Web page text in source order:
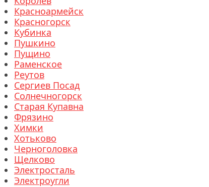
Красноармейск
Красногорск
Кубинка
Пушкино
Пущино
Раменское
Реутов
Сергиев Посад
Солнечногорск
Старая Купавна
Фрязино
Химки
Хотьково
Черноголовка
Щелково
Электросталь
Электроугли